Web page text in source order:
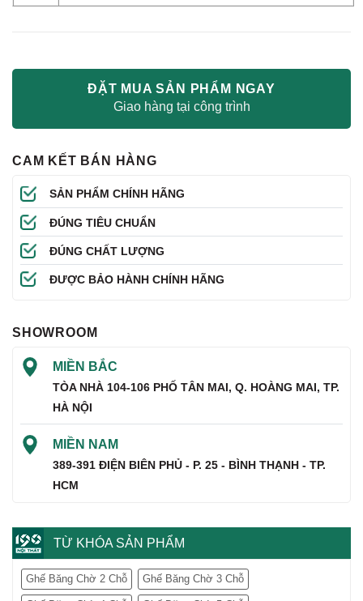
ĐẶT MUA SẢN PHẨM NGAY
Giao hàng tại công trình
CAM KẾT BÁN HÀNG
SẢN PHẨM CHÍNH HÃNG
ĐÚNG TIÊU CHUẨN
ĐÚNG CHẤT LƯỢNG
ĐƯỢC BẢO HÀNH CHÍNH HÃNG
SHOWROOM
MIỀN BẮC
TÒA NHÀ 104-106 PHỐ TÂN MAI, Q. HOÀNG MAI, TP.
HÀ NỘI
MIỀN NAM
389-391 ĐIỆN BIÊN PHỦ - P. 25 - BÌNH THẠNH - TP.
HCM
TỪ KHÓA SẢN PHẨM
Ghế Băng Chờ 2 Chỗ Ghế Băng Chờ 3 Chỗ